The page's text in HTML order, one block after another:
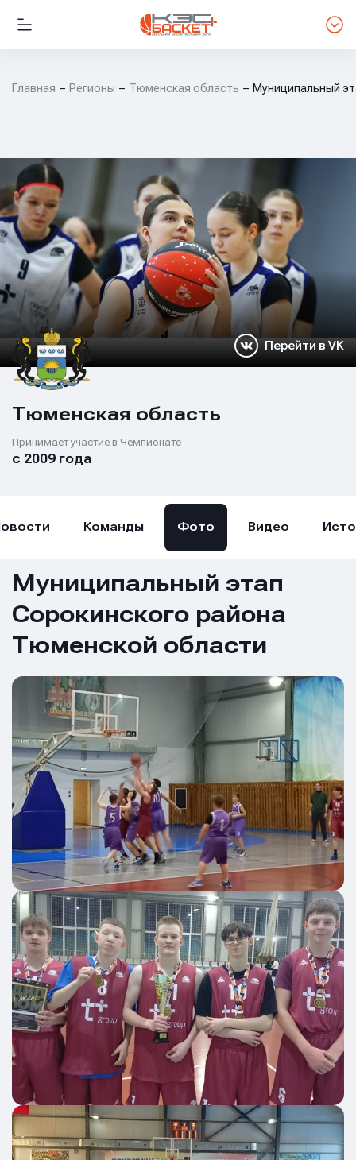
Главная Регионы Тюменская область Муниципальный
Перейти в VK
Тюменская область
Принимает участие в Чемпионате
с 2009 года
Команды Фото Видео
Муниципальный этап
Сорокинского района
Тюменской области